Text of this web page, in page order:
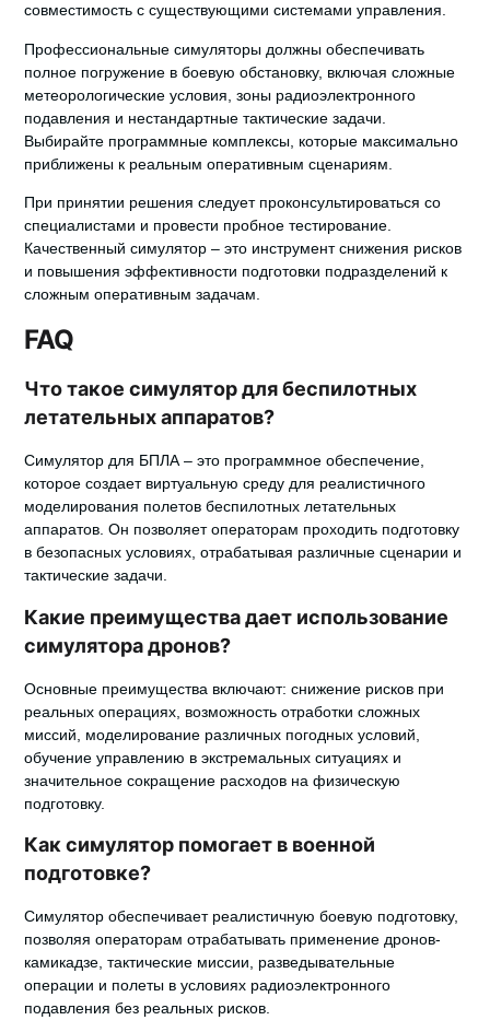
совместимость с существующими системами управления.
Профессиональные симуляторы должны обеспечивать
полное погружение в боевую обстановку, включая сложные
метеорологические условия, зоны радиоэлектронного
подавления и нестандартные тактические задачи.
Выбирайте программные комплексы, которые максимально
приближены к реальным оперативным сценариям.
При принятии решения следует проконсультироваться со
специалистами и провести пробное тестирование.
Качественный симулятор – это инструмент снижения рисков
и повышения эффективности подготовки подразделений к
сложным оперативным задачам.
FAQ
Что такое симулятор для беспилотных
летательных аппаратов?
Симулятор для БПЛА – это программное обеспечение,
которое создает виртуальную среду для реалистичного
моделирования полетов беспилотных летательных
аппаратов. Он позволяет операторам проходить подготовку
в безопасных условиях, отрабатывая различные сценарии и
тактические задачи.
Какие преимущества дает использование
симулятора дронов?
Основные преимущества включают: снижение рисков при
реальных операциях, возможность отработки сложных
миссий, моделирование различных погодных условий,
обучение управлению в экстремальных ситуациях и
значительное сокращение расходов на физическую
подготовку.
Как симулятор помогает в военной
подготовке?
Симулятор обеспечивает реалистичную боевую подготовку,
позволяя операторам отрабатывать применение дронов-
камикадзе, тактические миссии, разведывательные
операции и полеты в условиях радиоэлектронного
подавления без реальных рисков.